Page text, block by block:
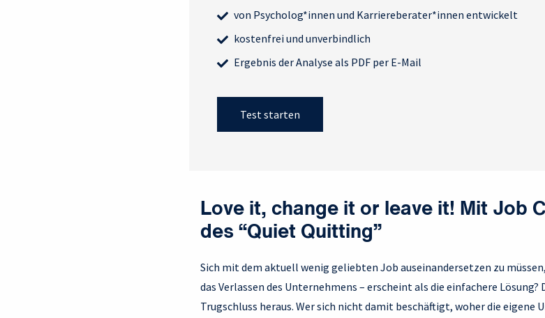
von Psycholog*innen und Karriereberater*innen entwickelt
kostenfrei und unverbindlich
Ergebnis der Analyse als PDF per E-Mail
Test starten
Love it, change it or leave it! Mit Job
des “Quiet Quitting”
Sich mit dem aktuell wenig geliebten Job auseinandersetzen zu
das Verlassen des Unternehmens – erscheint als die einfachere
Trugschluss heraus. Wer sich nicht damit beschäftigt, woher die